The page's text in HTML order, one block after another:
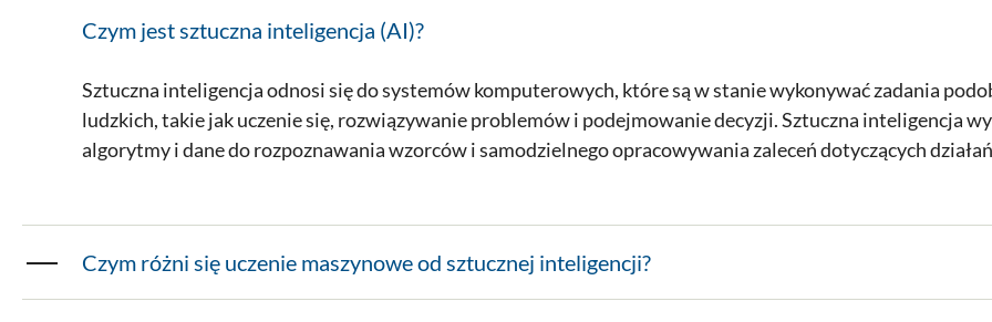
Czym jest sztuczna inteligencja (AI)?
Sztuczna inteligencja odnosi się do systemów komputerowych, które są w stanie wykonywać zadania
ludzkich, takie jak uczenie się, rozwiązywanie problemów i podejmowanie decyzji. Sztuczna inteligencja
algorytmy i dane do rozpoznawania wzorców i samodzielnego opracowywania zaleceń dotyczących
Czym różni się uczenie maszynowe od sztucznej inteligencji?